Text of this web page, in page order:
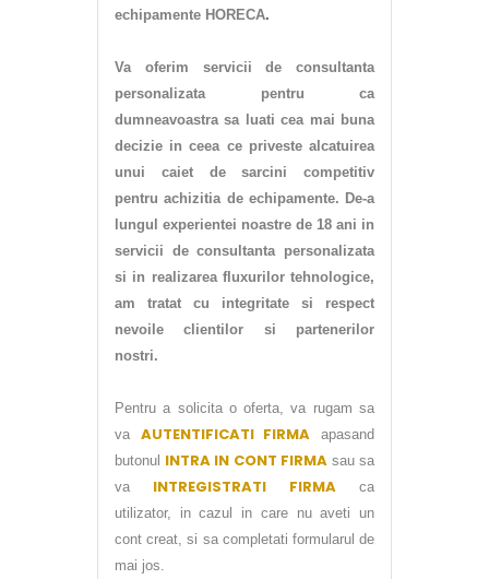
echipamente HORECA.
Va oferim servicii de consultanta
personalizata pentru ca
dumneavoastra sa luati cea mai buna
decizie in ceea ce priveste alcatuirea
unui caiet de sarcini competitiv
pentru achizitia de echipamente. De-a
lungul experientei noastre de 18 ani in
servicii de consultanta personalizata
si in realizarea fluxurilor tehnologice,
am tratat cu integritate si respect
nevoile clientilor si partenerilor
nostri.
Pentru a solicita o oferta, va rugam sa
va AUTENTIFICATI FIRMA apasand
butonul INTRA IN CONT FIRMAsau sa
va INTREGISTRATI FIRMAca
utilizator, in cazul in care nu aveti un
cont creat, si sa completati formularul de
mai jos.